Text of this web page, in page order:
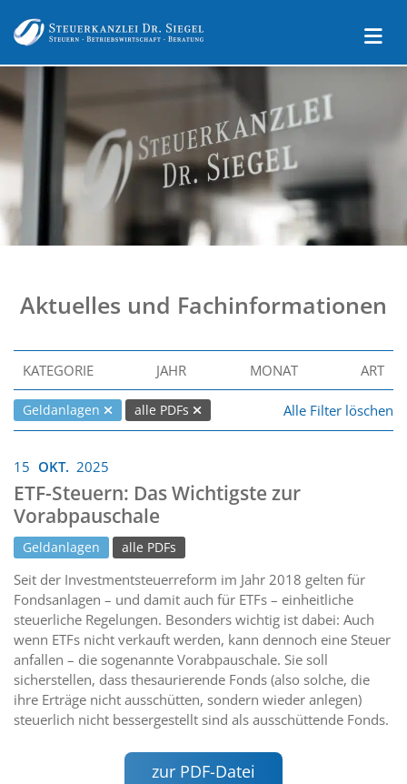
Aktuelles und Fachinformationen
KATEGORIE JAHR MONAT ART
Geldanlagen alle PDFs Alle Filter löschen
15 OKT. 2025
ETF-Steuern: Das Wichtigste zur
Vorabpauschale
Geldanlagen alle PDFs
Seit der Investmentsteuerreform im Jahr 2018 gelten für
Fondsanlagen – und damit auch für ETFs – einheitliche
steuerliche Regelungen. Besonders wichtig ist dabei: Auch
wenn ETFs nicht verkauft werden, kann dennoch eine Steuer
anfallen – die sogenannte Vorabpauschale. Sie soll
sicherstellen, dass thesaurierende Fonds (also solche, die
ihre Erträge nicht ausschütten, sondern wieder anlegen)
steuerlich nicht bessergestellt sind als ausschüttende Fonds.
zur PDF-Datei